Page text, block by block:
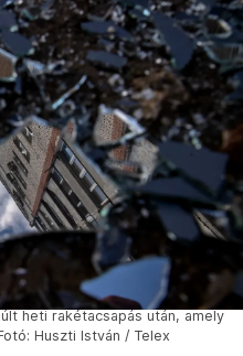
heti rakétacsapás után, amely
Huszti István / Telex